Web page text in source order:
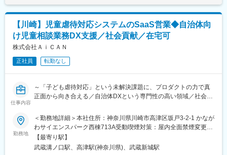
それに伴い、児童相談所・自治体へ提供するタブレット端末の調
達・キッティング業務や、36名規模となった社内のIT環境整備・
サポート業務の重要性が急激に高まっています。
組織とサービスのさらなる拡大を見据え、同僚メンバーをサポー
トし、社内ITおよび顧客向け端末管理を共に推進してくださる新
しいメンバーを募集します。
■業務詳細：
・PCや顧客向けタブレット端末（Apple製品中心）のキッティン
グ全般
・ABMおよびMDM（Google Cloud Identity Premium）を活用し
た端末管理
・閉域ネットワークを活用したセキュアな顧客向け端末運用のサ
ポート
です。
【川崎】児童虐待対応システムのSaaS営業◆自治体向
け児童相談業務DX支援／社会貢献／在宅可
株式会社ＡｉＣＡＮ
正社員 転勤なし
仕事内容
～「子ども虐待対応」という未解決課題に、プロダクトの力で真
正面から向き合える／自治体DXという専門性の高い領域／社会貢
■当社について：
株式会社AiCANは「すべての子どもたちが安全に暮らせる世界を
つくる」をビジョンに、児童福祉・子ども虐待対応という極めて
重要かつ未解決な社会課題に向き合うインパクトスタートアップ
勤務地
＜勤務地詳細＞本社住所：神奈川県川崎市高津区坂戸3-2-1 かなが
わサイエンスパーク西棟713A受動喫煙対策：屋内全面禁煙変更の
範囲：会社の定める事業所（リモートワーク含む）
【最寄り駅】
武蔵溝ノ口駅、高津駅(神奈川県)、武蔵新城駅